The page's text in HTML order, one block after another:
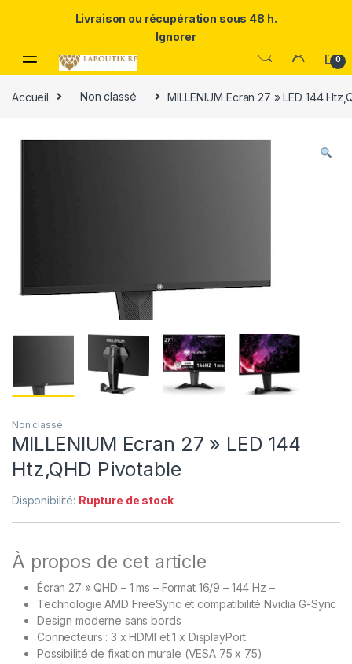
puissance et l'élégance du Samsung Galaxy S25 Ultra à prix réduit.
0
Accueil Non classé MILLENIUM Ecran 27 » LED 144
Non classé
MILLENIUM Ecran 27 » LED 144
Htz,QHD Pivotable
Disponibilité: Rupture de stock
À propos de cet article
Écran 27 » QHD – 1 ms – Format 16/9 – 144 Hz –
Technologie AMD FreeSync et compatibilité Nvidia G-Sync
Design moderne sans bords
Connecteurs : 3 x HDMI et 1 x DisplayPort
Possibilité de fixation murale (VESA 75 x 75)
Livraison ou récupération sous 48 h.
Ignorer